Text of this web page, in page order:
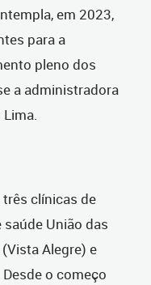
em 2023,
para a
pleno dos
a administradora
clínicas de
União das
Alegre) e
o começo